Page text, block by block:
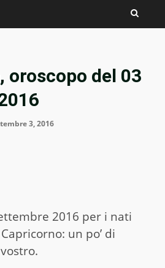
oroscopo del 03
3, 2016
2016 per i nati
un po’ di